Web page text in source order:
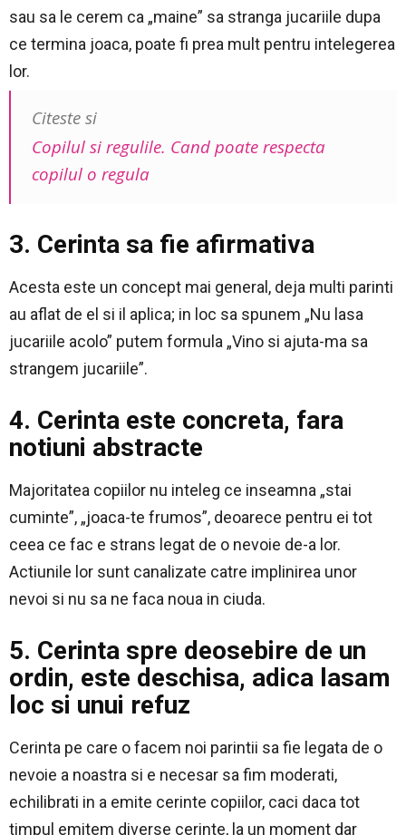
sau sa le cerem ca „maine” sa stranga jucariile dupa
ce termina joaca, poate fi prea mult pentru intelegerea
lor.
Citeste si
Copilul si regulile. Cand poate respecta
copilul o regula
3. Cerinta sa fie afirmativa
Acesta este un concept mai general, deja multi parinti
au aflat de el si il aplica; in loc sa spunem „Nu lasa
jucariile acolo” putem formula „Vino si ajuta-ma sa
strangem jucariile”.
4. Cerinta este concreta, fara
notiuni abstracte
Majoritatea copiilor nu inteleg ce inseamna „stai
cuminte”, „joaca-te frumos”, deoarece pentru ei tot
ceea ce fac e strans legat de o nevoie de-a lor.
Actiunile lor sunt canalizate catre implinirea unor
nevoi si nu sa ne faca noua in ciuda.
5. Cerinta spre deosebire de un
ordin, este deschisa, adica lasam
loc si unui refuz
Cerinta pe care o facem noi parintii sa fie legata de o
nevoie a noastra si e necesar sa fim moderati,
echilibrati in a emite cerinte copiilor, caci daca tot
timpul emitem diverse cerinte, la un moment dar